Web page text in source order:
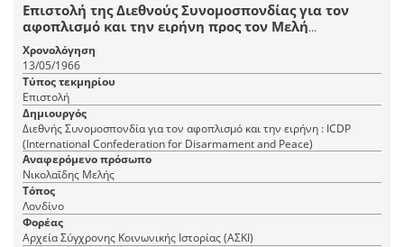
Επιστολή της Διεθνούς Συνομοσπονδίας για τον
αφοπλισμό και την ειρήνη προς τον Μελή
Νικολαΐδη
Χρονολόγηση
13/05/1966
Τύπος τεκμηρίου
Επιστολή
Δημιουργός
Διεθνής Συνομοσπονδία για τον αφοπλισμό και την ειρήνη : ICDP
(International Confederation for Disarmament and Peace)
Αναφερόμενο πρόσωπο
Νικολαΐδης Μελής
Τόπος
Λονδίνο
Φορέας
Αρχεία Σύγχρονης Κοινωνικής Ιστορίας (ΑΣΚΙ)